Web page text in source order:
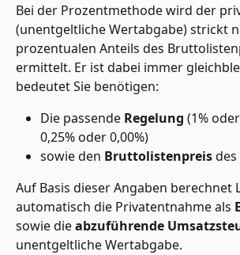
Bei der Prozentmethode wird der
(unentgeltliche Wertabgabe) strickt
prozentualen Anteils des
ermittelt. Er ist dabei immer
bedeutet Sie benötigen:
Die passende Regelung (1%
0,25% oder 0,00%)
sowie den Bruttolistenpreis des
Auf Basis dieser Angaben berechnet
automatisch die Privatentnahme als
sowie die abzuführende
unentgeltliche Wertabgabe.